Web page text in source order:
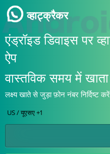
व्हाट्क्रैकर
एंड्रॉइड डिवाइस पर
ऐप
वास्तविक समय में
लक्ष्य खाते से जुड़ा फ़ोन नंबर निर्दिष्ट